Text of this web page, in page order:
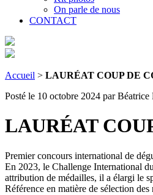
On parle de nous
CONTACT
Accueil > LAURÉAT COUP DE
Posté le 10 octobre 2024 par Béatrice
LAURÉAT
Premier concours international de
En 2023, le Challenge International
attribution de médailles, il a élargi le
Référence en matière de sélection